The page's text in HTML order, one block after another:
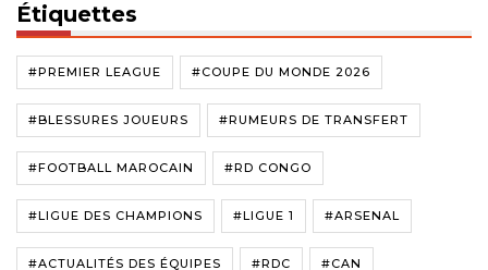
Étiquettes
#PREMIER LEAGUE #COUPE DU MONDE 2026
#BLESSURES JOUEURS #RUMEURS DE TRANSFERT
#FOOTBALL MAROCAIN #RD CONGO
#LIGUE DES CHAMPIONS #LIGUE 1 #ARSENAL
#ACTUALITÉS DES ÉQUIPES #RDC #CAN